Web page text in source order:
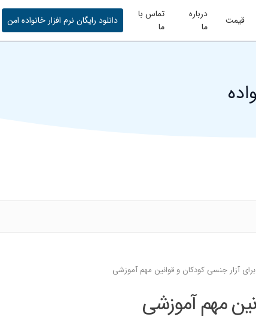
قیمت
درباره
ما
تماس با
ما
دانلود رایگان نرم افزار خانواده امن
آزار جنسی کودکان و قوانین مهم آموزشی
مهم آموزشی